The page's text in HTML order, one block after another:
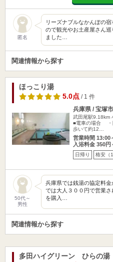
匿名
リーズナブルなかんぽの
ので観光やお土産屋さん
ました…
関連情報から探す
ほっこり湯
5.0点/ 1 件
兵庫県 / 宝塚市
武田尾駅9.18km
■電車の場合 ・
歩いて約12…
営業時間 13:00
入浴料金 350円
日帰り 格安（
50代～
男性
兵庫県では銭湯の協定料
では大人３００円で営業
を購入…
関連情報から探す
多田ハイグリーン ひらの湯